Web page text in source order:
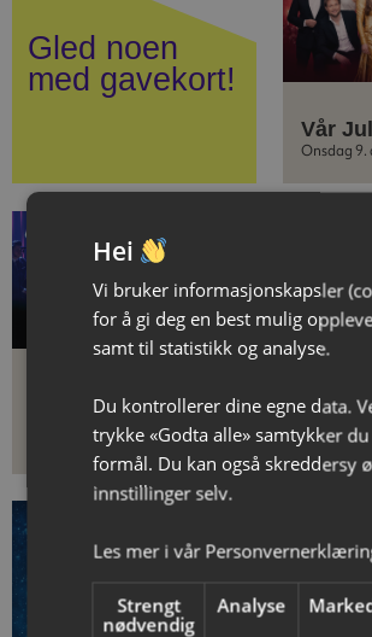
Gled noen
med gavekort!
Vår
Onsdag
Kurt Nilsen
juleturné 2026
Torsdag 10. desember Fredag 11.
Hei
Vi bruker informasjonskapsler
for å gi deg en best mulig
samt til statistikk og analyse.
Du kontrollerer dine egne data.
trykke «Godta alle» samtykker
formål. Du kan også skreddersy
innstillinger selv.
Les mer i vår
Strengt
nødvendig
Analyse